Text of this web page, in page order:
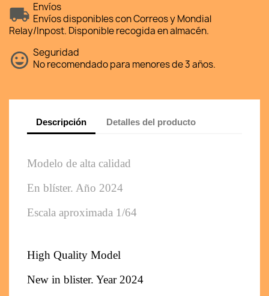
Envíos
Envíos disponibles con Correos y Mondial
Relay/Inpost. Disponible recogida en almacén.
Seguridad
No recomendado para menores de 3 años.
Descripción Detalles del producto
Modelo de alta calidad
En blíster. Año 2024
Escala aproximada 1/64
High Quality Model
New in blister. Year 2024